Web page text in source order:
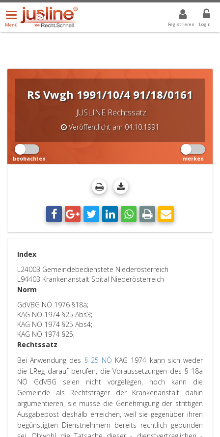
Registrieren Login
Menü
öffnen/schließen
Menü
ALLE DROPDOWN: GEWÄHLTER WERT IST ALLE
RS Vwgh 1991/10/4 91/18/0161
JUSLINE Rechtssatz
Veröffentlicht am 04.10.1991
beobachten merken
Index
L24003 Gemeindebedienstete Niederösterreich
L94403 Krankenanstalt Spital Niederösterreich
Norm
GdVBG NÖ 1976 §18a;
KAG NÖ 1974 §25 Abs3;
KAG NÖ 1974 §25 Abs4;
KAG NÖ 1974 §25;
Rechtssatz
Bei Anwendung des § 25 NÖ KAG 1974 kann sich weder
die LReg darauf berufen, die Voraussetzungen des § 18a
NÖ GdVBG seien nicht vorgelegen, noch kann die
Gemeinde als Rechtsträger der Krankenanstalt dahin
argumentieren, sie müsse die Genehmigung der strittigen
Ausgabepost deshalb erreichen, weil sie gegenüber ihren
begünstigten Dienstnehmern bereits rechtlich gebunden